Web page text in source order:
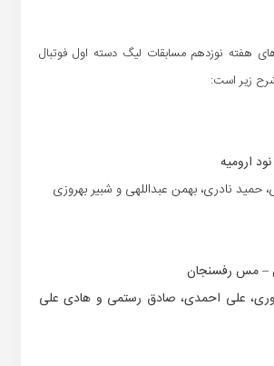
هفته نوزدهم مسابقات لیگ دسته اول فوتبال
زیر است:
ارومیه
حمید نادری، بهمن عبداللهی و شبیر بهروزی
– مس رفسنجان
علی احمدی، صادق رستمی و هادی علی